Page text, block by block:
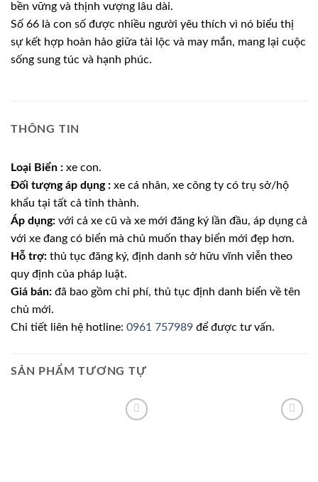
bền vững và thịnh vượng lâu dài.
Số 66 là con số được nhiều người yêu thích vì nó biểu thị
sự kết hợp hoàn hảo giữa tài lộc và may mắn, mang lại cuộc
sống sung túc và hạnh phúc.
THÔNG TIN
Loại Biển : xe con.
Đối tượng áp dụng : xe cá nhân, xe công ty có trụ sở/hộ
khẩu tại tất cả tỉnh thành.
Áp dụng: với cả xe cũ và xe mới đăng ký lần đầu, áp dụng cả
với xe đang có biển mà chủ muốn thay biển mới đẹp hơn.
Hỗ trợ: thủ tục đăng ký, định danh sở hữu vĩnh viễn theo
quy định của pháp luật.
Giá bán: đã bao gồm chi phí, thủ tục định danh biển về tên
chủ mới.
Chi tiết liên hệ hotline: 0961 757989 để được tư vấn.
SẢN PHẨM TƯƠNG TỰ